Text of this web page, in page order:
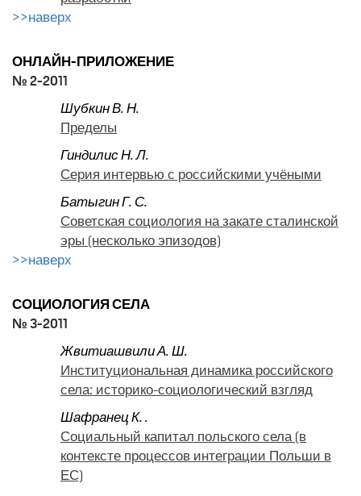
>>наверх
ОНЛАЙН-ПРИЛОЖЕНИЕ
№ 2-2011
Шубкин В. Н.
Пределы
Гиндилис Н. Л.
Серия интервью с российскими учёными
Батыгин Г. С.
Советская социология на закате сталинской
эры (несколько эпизодов)
>>наверх
СОЦИОЛОГИЯ СЕЛА
№ 3-2011
Жвитиашвили А. Ш.
Институциональная динамика российского
села: историко-социологический взгляд
Шафранец К. .
Социальный капитал польского села (в
контексте процессов интеграции Польши в
ЕС)